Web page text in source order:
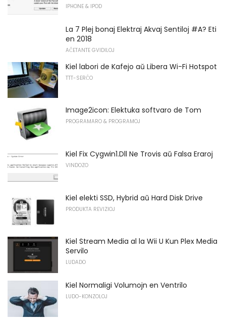
IPHONE & IPOD
La 7 Plej bonaj Elektraj Akvaj Sentiloj #A? Eti
en 2018
AĈETANTE GVIDILOJ
Kiel labori de Kafejo aŭ Libera Wi-Fi Hotspot
TTT-SERĈO
Image2icon: Elektuka softvaro de Tom
PROGRAMARO & PROGRAMOJ
Kiel Fix Cygwin1.Dll Ne Trovis aŭ Falsa Eraroj
VINDOZO
Kiel elekti SSD, Hybrid aŭ Hard Disk Drive
PRODUKTA REVIZIOJ
Kiel Stream Media al la Wii U Kun Plex Media
Servilo
LUDADO
Kiel Normaligi Volumojn en Ventrilo
LUDO-KONZOLOJ